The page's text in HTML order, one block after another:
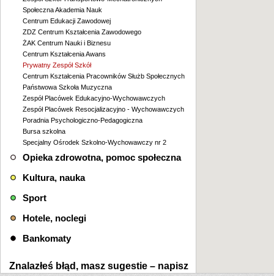
Społeczna Akademia Nauk
Centrum Edukacji Zawodowej
ZDZ Centrum Kształcenia Zawodowego
ŻAK Centrum Nauki i Biznesu
Centrum Kształcenia Awans
Prywatny Zespół Szkół
Centrum Kształcenia Pracowników Służb Społecznych
Państwowa Szkoła Muzyczna
Zespół Placówek Edukacyjno-Wychowawczych
Zespół Placówek Resocjalizacyjno - Wychowawczych
Poradnia Psychologiczno-Pedagogiczna
Bursa szkolna
Specjalny Ośrodek Szkolno-Wychowawczy nr 2
Opieka zdrowotna, pomoc społeczna
Kultura, nauka
Sport
Hotele, noclegi
Bankomaty
Znalazłeś błąd, masz sugestie – napisz